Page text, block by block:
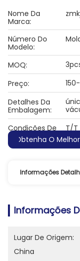
Nome Da
Marca:
Número Do
Modelo:
MOQ:
Preço:
Detalhes Da
Embalagem:
Condições De
Pagamento:
T/T
Obtenha O Melhor
Informações
Informações
Lugar De Origem:
China